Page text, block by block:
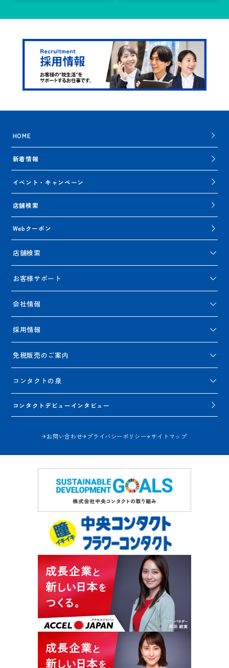
HOME
新着情報
イベント・キャンペーン
店舗検索
Webクーポン
店舗検索
お客様サポート
会社情報
採用情報
免税販売のご案内
コンタクトの泉
コンタクトデビューインタビュー
お問い合わせ プライバシーポリシー サイトマップ